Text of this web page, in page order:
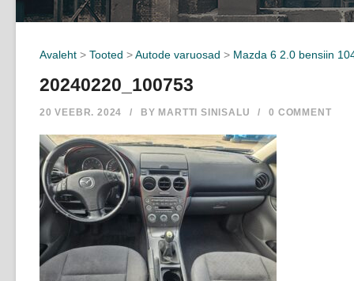
Avaleht > Tooted >Autode varuosad > Mazda 6 2.0 bensiin
20240220_100753
20 VEEBR. 2024 / BY MARTTI SINISALU / 0 COMMENT